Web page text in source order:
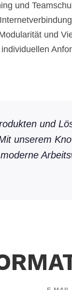
und
und
und
unserem